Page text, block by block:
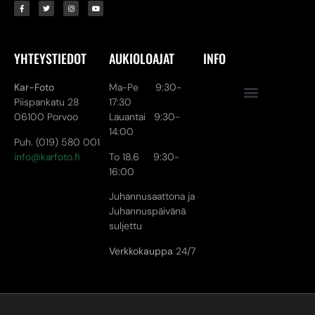
YHTEYSTIEDOT
Kar-Foto
Piispankatu 28
06100 Porvoo
Puh. (019) 580 001
info@karfoto.fi
AUKIOLOAJAT
Ma-Pe 9:30-
17:30
Lauantai 9:30-
14:00
To 18.6 9:30-
16:00
Juhannusaattona ja
Juhannuspäivänä
suljettu
Verkkokauppa 24/7
INFO